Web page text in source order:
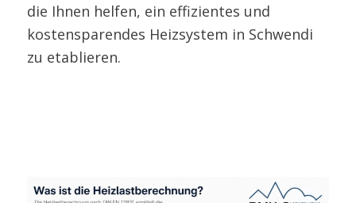
die Ihnen helfen, ein effizientes und
kostensparendes Heizsystem in Schwendi
zu etablieren.